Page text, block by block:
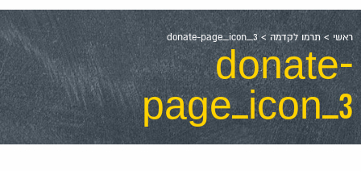
ראשי >תרמו לקדמה>
donate-page_icon_3
donate-
page_icon_3